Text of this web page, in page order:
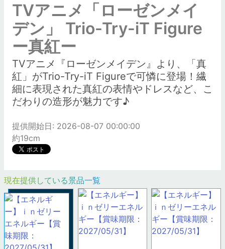
TVアニメ「ローゼンメイ
デン」 Trio-Try-iT Figure
ー真紅ー
TVアニメ『ローゼンメイデン』より、「真
紅」がTrio-Try-iT Figureで可憐に登場！繊
細に表現された真紅の表情やドレスなど、こ
だわりの造形が魅力です♪
提供開始日: 2026-08-07 00:00:00
約19cm
現在提供している景品一覧